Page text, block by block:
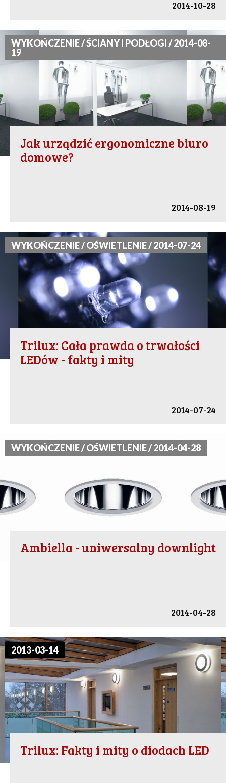
2014-10-28
WYKOŃCZENIE / ŚCIANY I PODŁOGI / 2014-08-
19
Jak urządzić ergonomiczne biuro
domowe?
2014-08-19
WYKOŃCZENIE / OŚWIETLENIE / 2014-07-24
Trilux: Cała prawda o trwałości
LEDów - fakty i mity
2014-07-24
WYKOŃCZENIE / OŚWIETLENIE / 2014-04-28
Ambiella - uniwersalny downlight
2014-04-28
2013-03-14
Trilux: Fakty i mity o diodach LED